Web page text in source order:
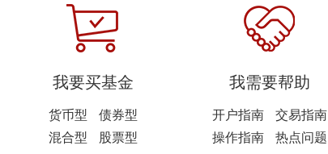
我要买基金
货币型
债券型
混合型
股票型
我需要帮助
开户指南
交易指南
操作指南
热点问题